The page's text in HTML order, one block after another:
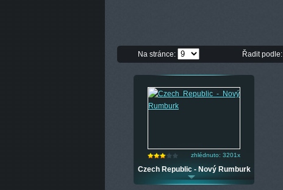
Na stránce: Řadit podle:
zhlédnuto: 3201x
Czech Republic - Nový Rumburk